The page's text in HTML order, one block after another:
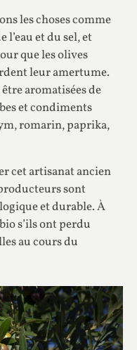
les choses comme
l’eau et du sel, et
que les olives
leur amertume.
aromatisées de
et condiments
romarin, paprika,
cet artisanat ancien
sont
et durable. À
s’ils ont perdu
au cours du